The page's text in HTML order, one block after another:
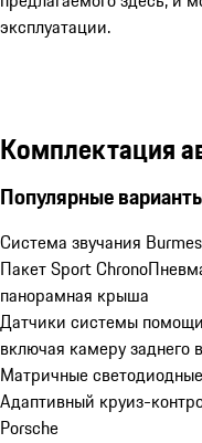
эксплуатации.
Комплектация
Популярные
Система звучания
Пакет Sport Chrono
панорамная крыша
Датчики системы
включая камеру заднего
Матричные
Адаптивный круиз-
Porsche